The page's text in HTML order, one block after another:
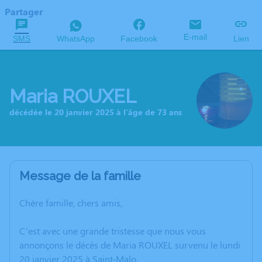
Partager
SMS WhatsApp Facebook E-mail Lien
Maria ROUXEL
décédée le 20 janvier 2025 à l'âge de 73 ans
Message de la famille
Chère famille, chers amis,
C’est avec une grande tristesse que nous vous
annonçons le décès de Maria ROUXEL survenu le lundi
20 janvier 2025 à Saint-Malo.